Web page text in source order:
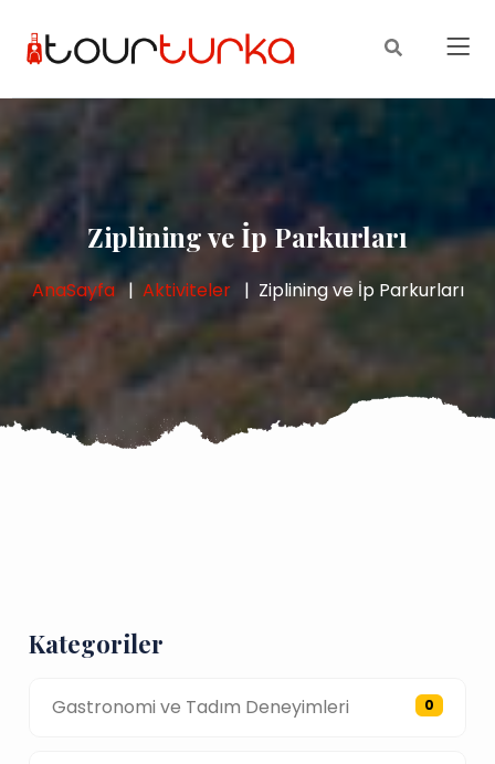
Ziplining ve İp Parkurları
AnaSayfa Aktiviteler Ziplining ve İp Parkurları
Kategoriler
Gastronomi ve Tadım Deneyimleri 0